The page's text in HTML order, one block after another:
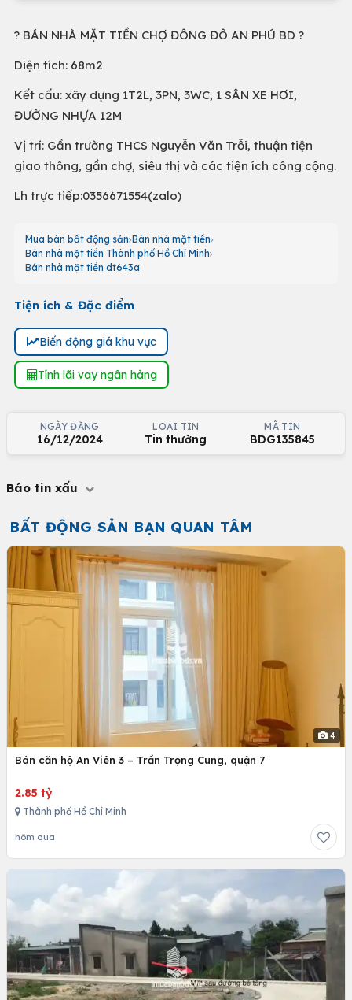
? BÁN NHÀ MẶT TIỀN CHỢ ĐÔNG ĐÔ AN PHÚ BD ?
Diện tích: 68m2
Kết cấu: xây dựng 1T2L, 3PN, 3WC, 1 SÂN XE HƠI,
ĐƯỜNG NHỰA 12M
Vị trí: Gần trường THCS Nguyễn Văn Trỗi, thuận tiện
giao thông, gần chợ, siêu thị và các tiện ích công cộng.
Lh trực tiếp:0356671554(zalo)
Mua bán bất động sản Bán nhà mặt tiền
Bán nhà mặt tiền Thành phố Hồ Chí Minh
Bán nhà mặt tiền dt643a
Tiện ích & Đặc điểm
Biến động giá khu vực
Tính lãi vay ngân hàng
NGÀY ĐĂNG
16/12/2024
LOẠI TIN
Tin thường
MÃ TIN
BDG135845
Báo tin xấu
BẤT ĐỘNG SẢN BẠN QUAN TÂM
4
Bán căn hộ An Viên 3 – Trần Trọng Cung, quận 7
2.85 tỷ
Thành phố Hồ Chí Minh
hôm qua